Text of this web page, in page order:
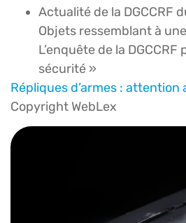
Actualité de la DGCCRF
Objets ressemblant à
L’enquête de la
sécurité »
Répliques d’armes : attention
Copyright WebLex